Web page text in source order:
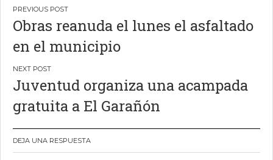
Navegación
de
entradas
Obras reanuda el lunes el asfaltado
en el municipio
Juventud organiza una acampada
gratuita a El Garañón
DEJA UNA RESPUESTA